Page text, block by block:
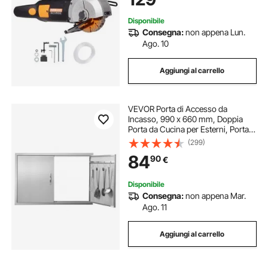
Disponibile
Consegna:non appena Lun.
Ago. 10
Aggiungi al carrello
VEVOR Porta di Accesso da
Incasso, 990 x 660 mm, Doppia
Porta da Cucina per Esterni, Porta
in Acciaio Inox Montaggio a
Incasso, Porta a Parete Verticale,
Stazione Cucina da Esterno
(299)
8490€
Disponibile
Consegna:non appena Mar.
Ago. 11
Aggiungi al carrello